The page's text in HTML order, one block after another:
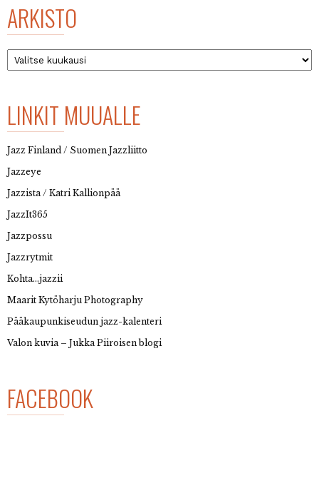
ARKISTO
Arkisto
LINKIT MUUALLE
Jazz Finland / Suomen Jazzliitto
Jazzeye
Jazzista / Katri Kallionpää
JazzIt365
Jazzpossu
Jazzrytmit
Kohta…jazzii
Maarit Kytöharju Photography
Pääkaupunkiseudun jazz-kalenteri
Valon kuvia – Jukka Piiroisen blogi
FACEBOOK